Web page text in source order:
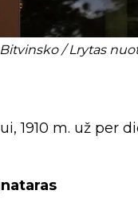
/ Lrytas
1910 m. už per